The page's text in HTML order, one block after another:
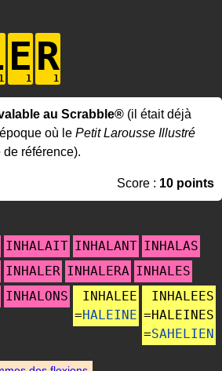
ER
au Scrabble® (il était déjà
où le Petit Larousse Illustré
référence).
Score : 10 points
INHALAIT INHALANT INHALAS
INHALER INHALERA INHALES
INHALONS
INHALEE
=HALEINE
INHALEES
=HALEINES
=SAHELIEN